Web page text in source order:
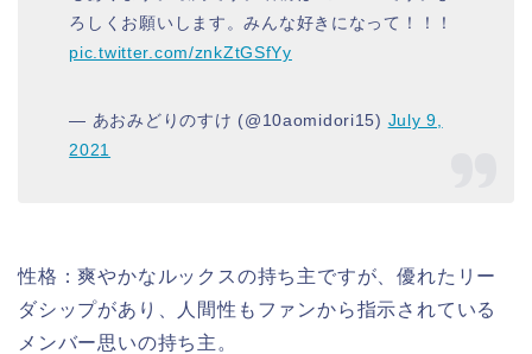
ろしくお願いします。みんな好きになって！！！
pic.twitter.com/znkZtGSfYy
— あおみどりのすけ (@10aomidori15) July 9,
2021
性格：爽やかなルックスの持ち主ですが、優れたリー
ダシップがあり、人間性もファンから指示されている
メンバー思いの持ち主。